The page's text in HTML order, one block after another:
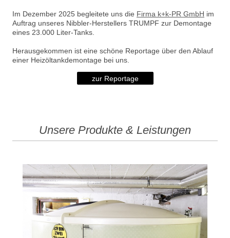
Im Dezember 2025 begleitete uns die Firma k+k-PR GmbH im
Auftrag unseres Nibbler-Herstellers TRUMPF zur Demontage
eines 23.000 Liter-Tanks.
Herausgekommen ist eine schöne Reportage über den Ablauf
einer Heizöltankdemontage bei uns.
zur Reportage
Unsere Produkte & Leistungen